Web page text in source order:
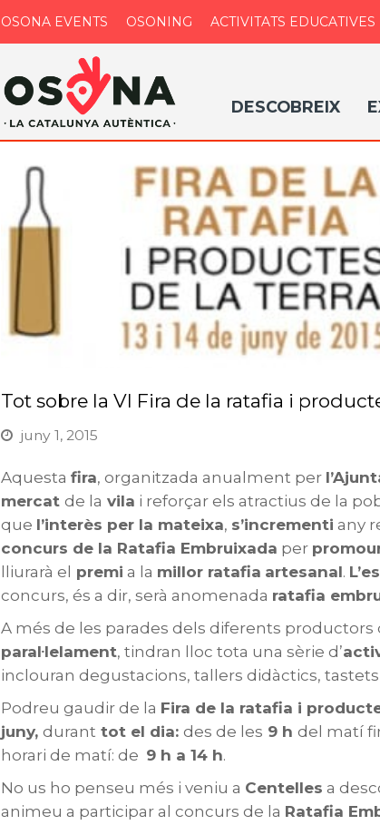
OSONA EVENTS OSONING ACTIVITATS EDUCATIVES
DESCOBREIX
Tot sobre la VI Fira de la ratafia i
juny 1, 2015
Aquesta fira, organitzada anualment per
mercat de la vila i reforçar els atractius de la
que l’interès per la mateixa, s’incrementi any
concurs de la Ratafia Embruixada per
lliurarà el premi a la millor ratafia artesanal.
concurs, és a dir, serà anomenada ratafia
A més de les parades dels diferents
paral·lelament, tindran lloc tota una sèrie d’
inclouran degustacions, tallers didàctics,
Podreu gaudir de la Fira de la ratafia i
juny, durant tot el dia: des de les 9 h del matí
horari de matí: de 9 h a 14 h.
No us ho penseu més i veniu a Centelles a
animeu a participar al concurs de la Ratafia